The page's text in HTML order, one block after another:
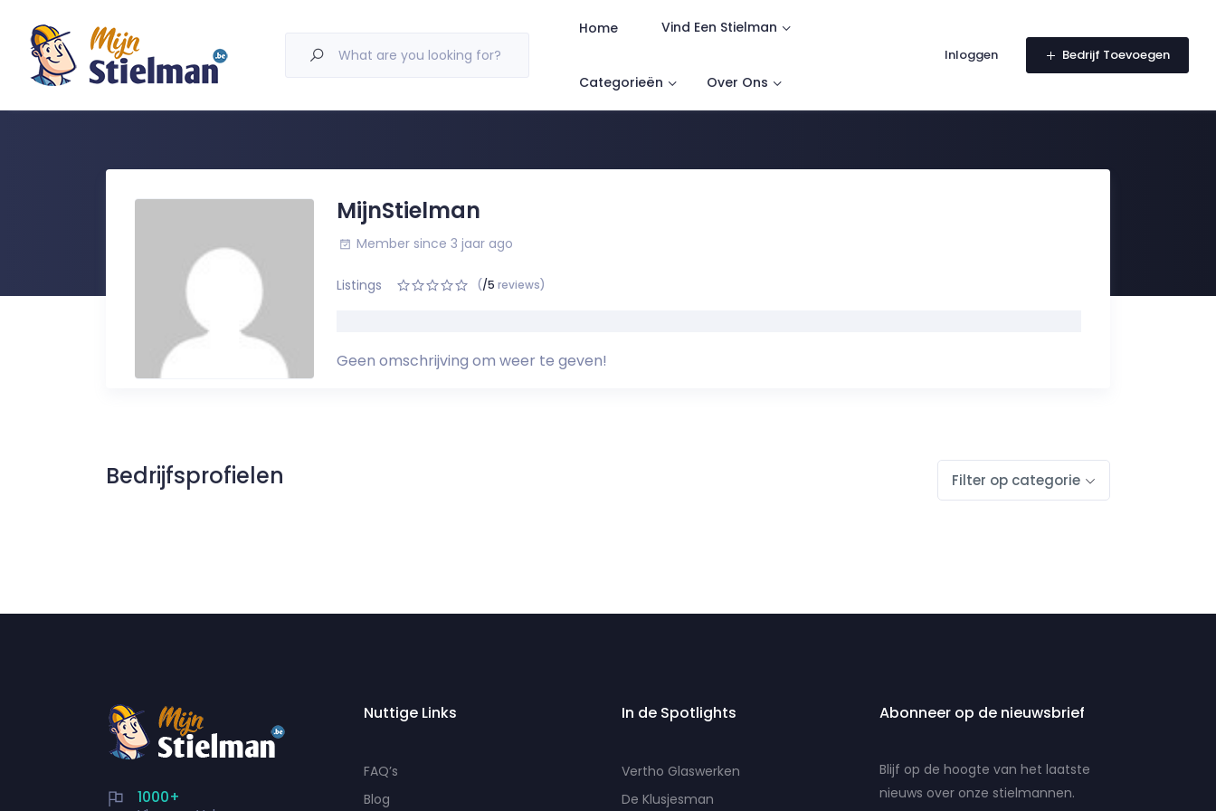
What are you looking for?
Home Vind Een Stielman
Categorieën Over Ons
Inloggen Bedrijf Toevoegen
MijnStielman
Member since 3 jaar ago
Listings (/5 reviews)
Geen omschrijving om weer te geven!
Bedrijfsprofielen Filter op categorie
1000+
Nuttige Links
FAQ’s
Blog
In de Spotlights
Vertho Glaswerken
De Klusjesman
Abonneer op de nieuwsbrief
Blijf op de hoogte van het laatste
nieuws over onze stielmannen.